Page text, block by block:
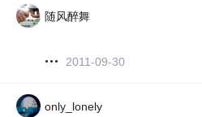
随风醉舞
2011-09-30
only_lonely